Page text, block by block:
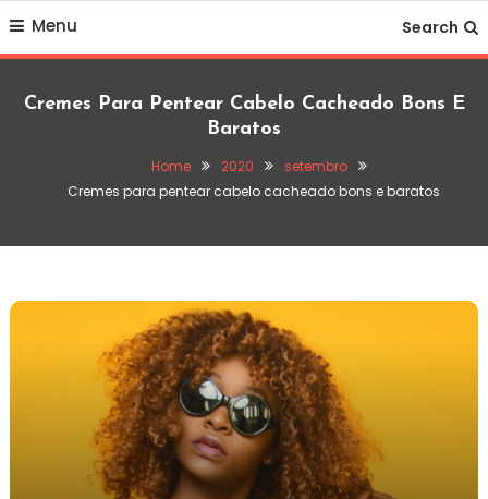
Menu Search
Cremes Para Pentear Cabelo Cacheado Bons E
Baratos
Home 2020
setembro
Cremes para pentear cabelo cacheado bons e baratos